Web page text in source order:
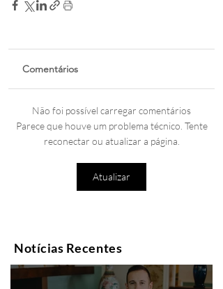
Comentários
Não foi possível carregar comentários
Parece que houve um problema técnico. Tente
reconectar ou atualizar a página.
Atualizar
Notícias Recentes